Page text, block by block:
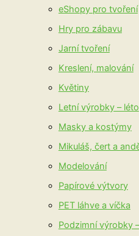
eShopy pro tvoření
Hry pro zábavu
Jarní tvoření
Kreslení, malování
Květiny
Letní výrobky – léto
Masky a kostýmy
Mikuláš, čert a
Modelování
Papírové výtvory
PET láhve a víčka
Podzimní výrobky